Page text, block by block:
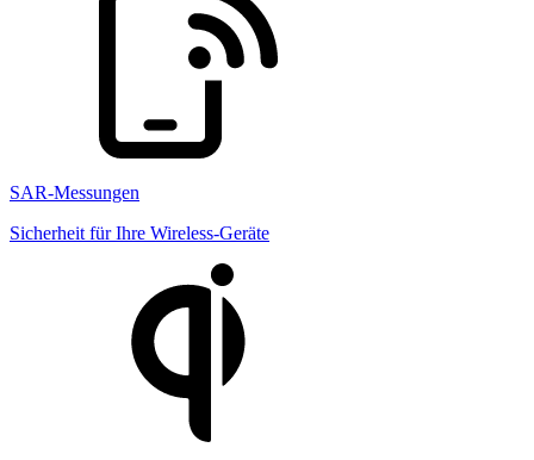
SAR-Messungen
Sicherheit für Ihre Wireless-Geräte